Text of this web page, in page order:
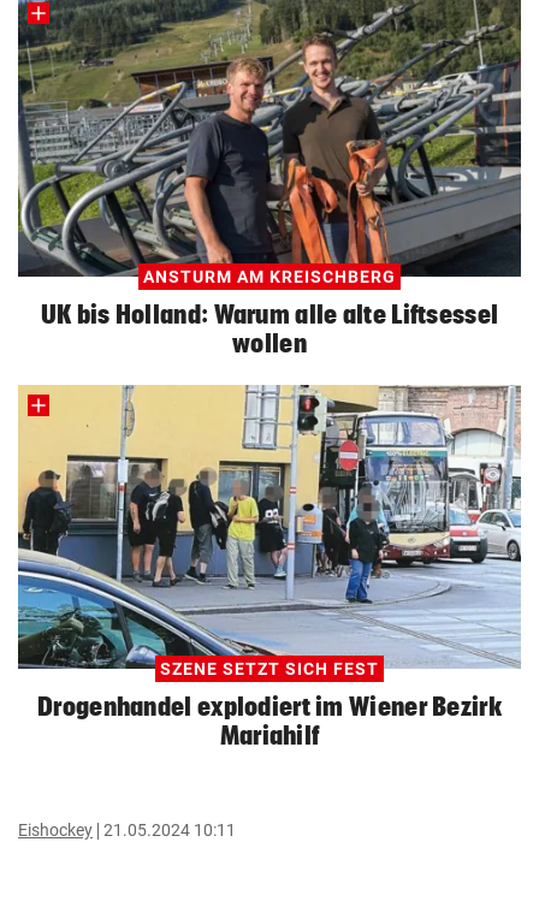
ANSTURM AM KREISCHBERG
UK bis Holland: Warum alle alte Liftsessel
wollen
SZENE SETZT SICH FEST
Drogenhandel explodiert im Wiener Bezirk
Mariahilf
Eishockey 21.05.2024 10:11